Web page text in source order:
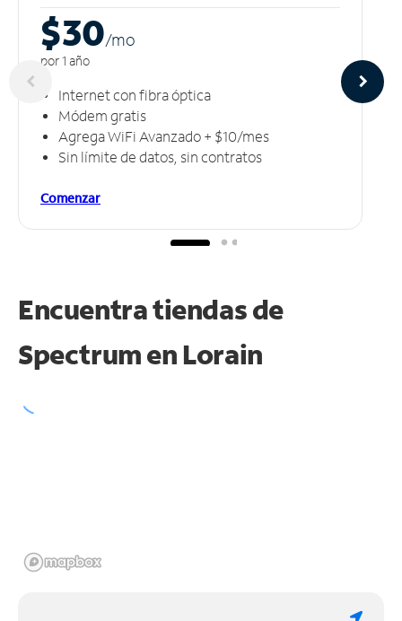
$30/mo
por 1 año
Internet con fibra óptica
Módem gratis
Agrega WiFi Avanzado + $10/mes
Sin límite de datos, sin contratos
Comenzar
Encuentra tiendas de
Spectrum en Lorain